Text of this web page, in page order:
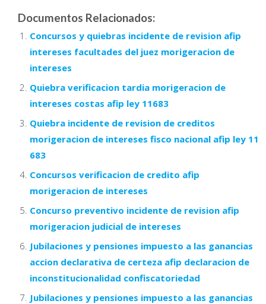
Documentos Relacionados:
Concursos y quiebras incidente de revision afip
intereses facultades del juez morigeracion de
intereses
Quiebra verificacion tardia morigeracion de
intereses costas afip ley 11683
Quiebra incidente de revision de creditos
morigeracion de intereses fisco nacional afip ley 11
683
Concursos verificacion de credito afip
morigeracion de intereses
Concurso preventivo incidente de revision afip
morigeracion judicial de intereses
Jubilaciones y pensiones impuesto a las ganancias
accion declarativa de certeza afip declaracion de
inconstitucionalidad confiscatoriedad
Jubilaciones y pensiones impuesto a las ganancias